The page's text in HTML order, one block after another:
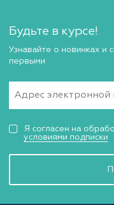
Будьте в курсе!
Узнавайте о новинках и
первыми
Я согласен на
условиями подписки